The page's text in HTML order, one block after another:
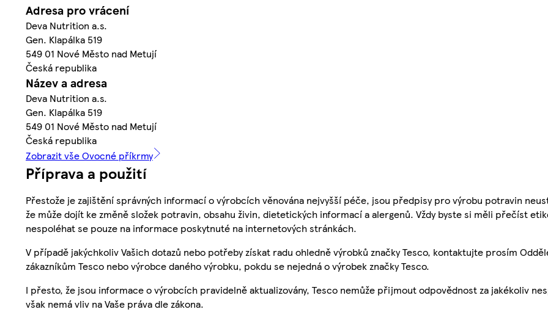
Adresa pro vrácení
Deva Nutrition a.s.
Gen. Klapálka 519
549 01 Nové Město nad Metují
Česká republika
Název a adresa
Deva Nutrition a.s.
Gen. Klapálka 519
549 01 Nové Město nad Metují
Česká republika
Zobrazit vše Ovocné příkrmy
Příprava a použití
Přestože je zajištění správných informací o výrobcích věnována nejvyšší péče, jsou předpisy pro výrobu potravin
že může dojít ke změně složek potravin, obsahu živin, dietetických informací a alergenů. Vždy byste si měli přečíst
nespoléhat se pouze na informace poskytnuté na internetových stránkách.
V případě jakýchkoliv Vašich dotazů nebo potřeby získat radu ohledně výrobků značky Tesco, kontaktujte prosím
zákazníkům Tesco nebo výrobce daného výrobku, pokdu se nejedná o výrobek značky Tesco.
I přesto, že jsou informace o výrobcích pravidelně aktualizovány, Tesco nemůže přijmout odpovědnost za jakékoliv
však nemá vliv na Vaše práva dle zákona.